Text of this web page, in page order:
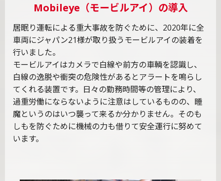
Mobileye（モービルアイ）の導入
居眠り運転による重大事故を防ぐために、2020年に全
車両にジャパン21様が取り扱うモービルアイの装着を
行いました。
モービルアイはカメラで白線や前方の車輌を認識し、
白線の逸脱や衝突の危険性があるとアラートを鳴らし
てくれる装置です。日々の勤務時間等の管理により、
過重労働にならないように注意はしているものの、睡
魔というのはいつ襲って来るか分かりません。そのも
しもを防ぐために機械の力も借りて安全運行に努めて
います。